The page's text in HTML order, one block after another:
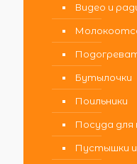
Видео и
Бутылочки
Поильники
Посуда для
Пустышки и